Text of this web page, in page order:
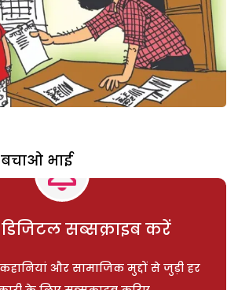
भाई
डिजिटल सब्सक्राइब करें
और सामाजिक मुद्दों से जुड़ी हर